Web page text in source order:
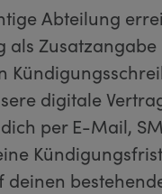
Abteilung
als
digitale
per E-Mail,